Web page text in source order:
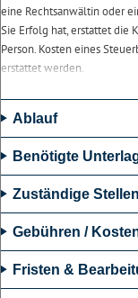
eine Rechtsanwältin oder
Sie Erfolg hat, erstattet die
Person. Kosten eines
erstattet werden.
Voraussetzungen
Abrechnung erhalten.
Die KSK berechnet
Meldung und damit
Ablauf
Benötigte
Zuständige Stellen
Gebühren /
Fristen &